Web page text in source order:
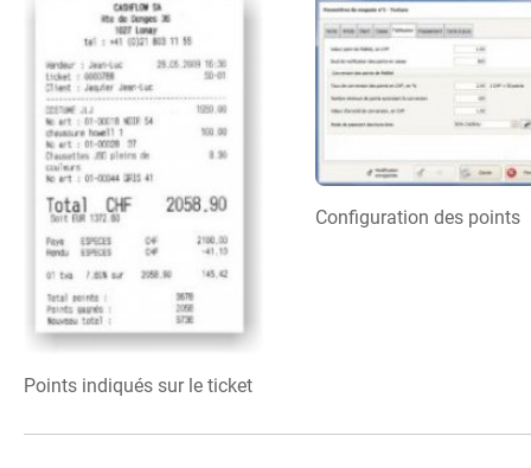
Points indiqués sur le ticket
Configuration des points